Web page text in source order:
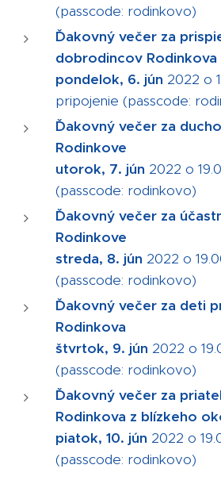
(passcode: rodinkovo)
Ďakovný večer za
dobrodincov Rodinkova
pondelok, 6. jún 2022 o
pripojenie (passcode:
Ďakovný večer za
Rodinkove
utorok, 7. jún 2022 o
(passcode: rodinkovo)
Ďakovný večer za
Rodinkove
streda, 8. jún 2022 o
(passcode: rodinkovo)
Ďakovný večer za deti
Rodinkova
štvrtok, 9. jún 2022 o
(passcode: rodinkovo)
Ďakovný večer za
Rodinkova z blízkeho
piatok, 10. jún 2022 o
(passcode: rodinkovo)